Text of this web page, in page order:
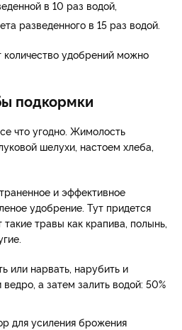
в 10 раз водой,
разведенного в 15 раз водой.
удобрений можно
подкормки
что угодно. Жимолость
шелухи, настоем хлеба,
и эффективное
удобрение. Тут придется
травы как крапива, полынь,
или нарвать, нарубить и
а затем залить водой: 50%
для усиления брожения